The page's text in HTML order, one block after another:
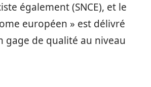
également (SNCE), et le
européen » est délivré
gage de qualité au niveau